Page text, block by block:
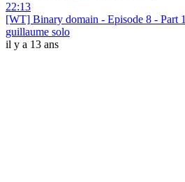
22:13
[WT] Binary domain - Episode 8 - Part 1
guillaume solo
il y a 13 ans